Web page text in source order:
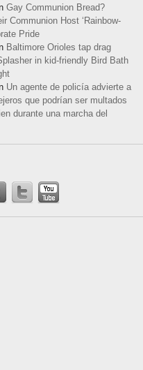
Gay Communion Bread?
Communion Host ‘Rainbow-
Pride
Baltimore Orioles tap drag
in kid-friendly Bird Bath
Un agente de policía advierte a
que podrían ser multados
durante una marcha del